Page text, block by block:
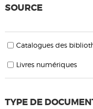
SOURCE
Catalogues des
Livres numériques
TYPE DE